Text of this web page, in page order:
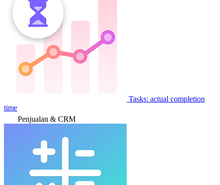
Tasks: actual completion
time
Penjualan & CRM